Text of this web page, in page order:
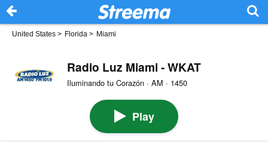
United States > Florida > Miami
Radio Luz Miami - WKAT
Iluminando tu Corazón · AM · 1450
Play